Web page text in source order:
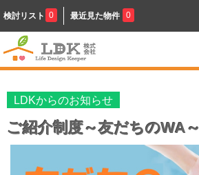
検討リスト 0 最近見た物件 0
LDKからのお知らせ
ご紹介制度～友だちのWA～